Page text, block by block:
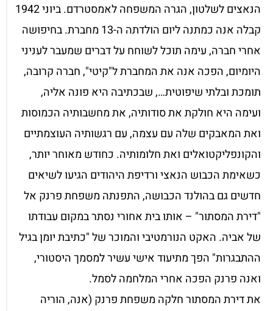
הנאצים לשלטון, הגרה המשפחה לאמסטרדם. ביוני 1942
קבלה אנה כמתנה ליום הולדתה ה-13 מחברת. בחיפושה
אחרי חברה, עימה תוכל לשוחח על דברים שמעבר לעניני
היומיום, הפכה אנה את המחברת ל"קיטי", חברה קרובה,
תומכת ובלתי שיפוטית…, שבכתיבה היא פונה אליה,
ועימה היא חולקת את סודותיה, את מחשבותיה הכמוסות
ואת המאבקים שלה עם עצמה, עם רגשותיה העוצמתיים
והקונפליקטואלים ואת חלומותיה. כחודש מאוחר יותר,
כשאימת הכבוש הנאצי ורדיפת היהודים הגיעו לשיאים
חדשים גם בהולנד הכבושה, התפנתה משפחת פרנק אל
"דירת המסתור" – אותו בית אחורי נסתר במקום עבודתו
של אביה. האקט הנורמטיבי והמוכר של "כתיבת יומן בגיל
ההתבגרות" הפך מתיעוד אישי עשיר למסמך היסטורי,
ואנה פרנק הפכה אחרי המלחמה לסמל.
את דירת המסתור חלקה משפחת פרנק (אנה, הוריה